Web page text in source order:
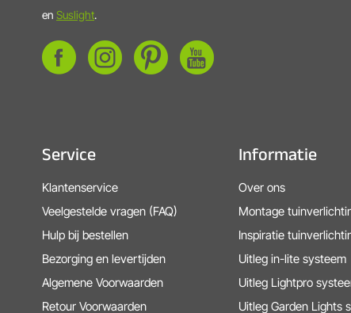
en Suslight.
Service
Klantenservice
Veelgestelde vragen (FAQ)
Hulp bij bestellen
Bezorging en levertijden
Algemene Voorwaarden
Retour Voorwaarden
Informatie
Over ons
Montage
Inspiratie
Uitleg in-lite systeem
Uitleg Lightpro
Uitleg Garden Lights